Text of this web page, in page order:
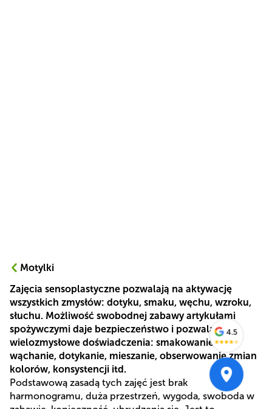
Motylki
Zajęcia sensoplastyczne pozwalają na aktywację
wszystkich zmysłów: dotyku, smaku, węchu, wzroku,
słuchu. Możliwość swobodnej zabawy artykułami
spożywczymi daje bezpieczeństwo i pozwala na
wielozmysłowe doświadczenia: smakowanie,
wąchanie, dotykanie, mieszanie, obserwowanie zmian
kolorów, konsystencji itd.
Podstawową zasadą tych zajęć jest brak
harmonogramu, duża przestrzeń, wygoda, swoboda w
4.5
★★★★★